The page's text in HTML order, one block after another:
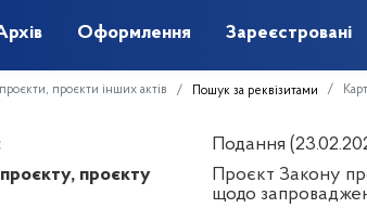
Оформлення Зареєстровані
проєкти інших актів Пошук за реквізитами
Подання
проєкту
Проєкт Закону
щодо